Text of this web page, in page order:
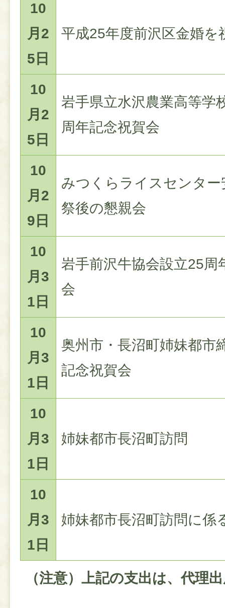
10
月2
5日
平成25年度前沢区金婚を
10
月2
5日
岩手県立水沢農業高等学
周年記念祝賀会
10
月2
9日
みつくらライスセンター
祭後の懇親会
10
月3
1日
岩手前沢牛協会設立25周
会
10
月3
1日
奥州市・長沼町姉妹都市
記念祝賀会
10
月3
1日
姉妹都市長沼町訪問
10
月3
1日
姉妹都市長沼町訪問に係
（注意）上記の支出は、代理